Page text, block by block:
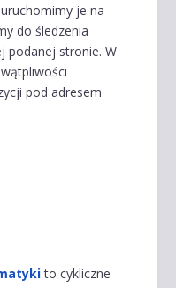
je na
do śledzenia
podanej stronie. W
pod adresem
to cykliczne